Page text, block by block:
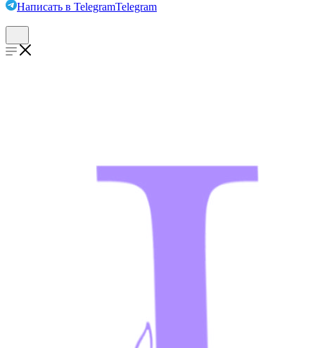
Написать в TelegramTelegram